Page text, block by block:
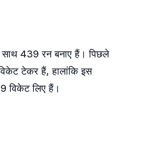
439 रन बनाए हैं। पिछले
टेकर हैं, हालांकि इस
विकेट लिए हैं।